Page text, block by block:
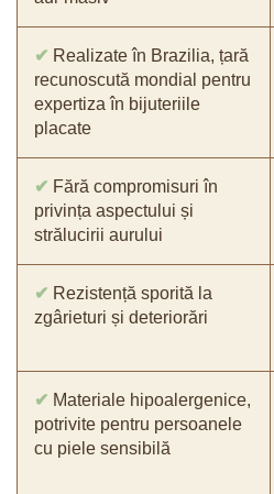
✔ Realizate în Brazilia, țară
recunoscută mondial pentru
expertiza în bijuteriile
placate
✔ Fără compromisuri în
privința aspectului și
strălucirii aurului
✔ Rezistență sporită la
zgârieturi și deteriorări
✔ Materiale hipoalergenice,
potrivite pentru persoanele
cu piele sensibilă